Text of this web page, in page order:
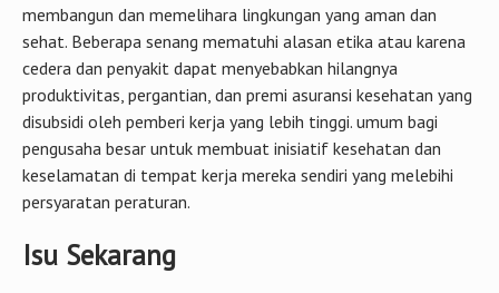
membangun dan memelihara lingkungan yang aman dan
sehat. Beberapa senang mematuhi alasan etika atau karena
cedera dan penyakit dapat menyebabkan hilangnya
produktivitas, pergantian, dan premi asuransi kesehatan yang
disubsidi oleh pemberi kerja yang lebih tinggi. umum bagi
pengusaha besar untuk membuat inisiatif kesehatan dan
keselamatan di tempat kerja mereka sendiri yang melebihi
persyaratan peraturan.
Isu Sekarang